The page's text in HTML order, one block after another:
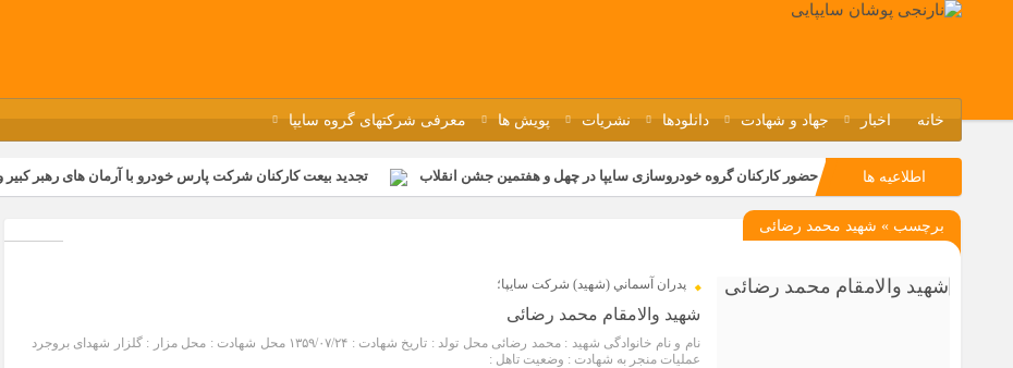
خانه اخبار جهاد و شهادت دانلودها نشریات پویش ها معرفی شرکتهای گروه سایپا
اطلاعیه ها حضور کارکنان گروه خودروسازی سایپا در چهل و هفتمین جشن انقلاب تجدید بیعت کارکنان شرکت پارس خودرو با آرمان های رهبر کبیر
مسابقات ورزشی در مگاموتوربا استقبال کارکنان برگزار شد
مراسم گرامیداشت سالروز آزادسازی خرمشهر در نمازخانه فاطمیه مگاموتور تیم شهدای مگاموتور در بزرگترین مسابقات گل کوچک
برچسب » شهید محمد رضائی
پدران آسماني (شهيد) شركت سايپا؛
شهید والامقام محمد رضائی
نام و نام خانوادگی شهید : محمد رضائی محل تولد : تاریخ شهادت : ۱۳۵۹/۰۷/۲۴ محل شهادت : محل مزار : گلزار شهدای بروجرد
عملیات منجر به شهادت : وضعیت تاهل :